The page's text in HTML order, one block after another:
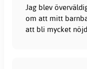
Jag blev
om att mitt
att bli mycket